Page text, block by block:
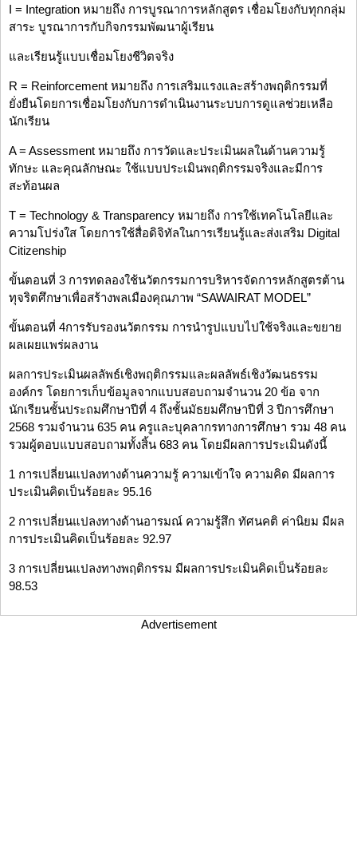
I = Integration หมายถึง การบูรณาการหลักสูตร เชื่อมโยงกับทุกกลุ่ม
สาระ บูรณาการกับกิจกรรมพัฒนาผู้เรียน
และเรียนรู้แบบเชื่อมโยงชีวิตจริง
R = Reinforcement หมายถึง การเสริมแรงและสร้างพฤติกรรมที่
ยั่งยืนโดยการเชื่อมโยงกับการดำเนินงานระบบการดูแลช่วยเหลือ
นักเรียน
A = Assessment หมายถึง การวัดและประเมินผลในด้านความรู้
ทักษะ และคุณลักษณะ ใช้แบบประเมินพฤติกรรมจริงและมีการ
สะท้อนผล
T = Technology & Transparency หมายถึง การใช้เทคโนโลยีและ
ความโปร่งใส โดยการใช้สื่อดิจิทัลในการเรียนรู้และส่งเสริม Digital
Citizenship
ขั้นตอนที่ 3 การทดลองใช้นวัตกรรมการบริหารจัดการหลักสูตรต้าน
ทุจริตศึกษาเพื่อสร้างพลเมืองคุณภาพ “SAWAIRAT MODEL”
ขั้นตอนที่ 4การรับรองนวัตกรรม การนำรูปแบบไปใช้จริงและขยาย
ผลเผยแพร่ผลงาน
ผลการประเมินผลลัพธ์เชิงพฤติกรรมและผลลัพธ์เชิงวัฒนธรรม
องค์กร โดยการเก็บข้อมูลจากแบบสอบถามจำนวน 20 ข้อ จาก
นักเรียนชั้นประถมศึกษาปีที่ 4 ถึงชั้นมัธยมศึกษาปีที่ 3 ปีการศึกษา
2568 รวมจำนวน 635 คน ครูและบุคลากรทางการศึกษา รวม 48 คน
รวมผู้ตอบแบบสอบถามทั้งสิ้น 683 คน โดยมีผลการประเมินดังนี้
1 การเปลี่ยนแปลงทางด้านความรู้ ความเข้าใจ ความคิด มีผลการ
ประเมินคิดเป็นร้อยละ 95.16
2 การเปลี่ยนแปลงทางด้านอารมณ์ ความรู้สึก ทัศนคติ ค่านิยม มีผล
การประเมินคิดเป็นร้อยละ 92.97
3 การเปลี่ยนแปลงทางพฤติกรรม มีผลการประเมินคิดเป็นร้อยละ
98.53
Advertisement